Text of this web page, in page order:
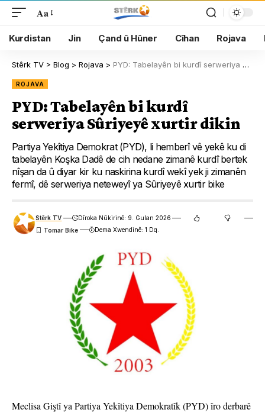
Aa
Kurdistan Jin Çand û Hûner Cîhan Rojava
Stêrk TV > Blog > Rojava > PYD: Tabelayên bi kurdî serweriya Sûriyeyê xurtir dikin
ROJAVA
PYD: Tabelayên bi kurdî
serweriya Sûriyeyê xurtir dikin
Partiya Yekîtiya Demokrat (PYD), li hemberî vê yekê ku di
tabelayên Koşka Dadê de cih nedane zimanê kurdî bertek
nîşan da û diyar kir ku naskirina kurdî wekî yek ji zimanên
fermî, dê serweriya neteweyî ya Sûriyeyê xurtir bike
Stêrk TV
Dîroka Nûkirinê: 9. Gulan 2026
Dema Xwendinê: 1 Dq.
Meclisa Giştî ya Partiya Yekîtiya Demokratîk (PYD) îro derbarê